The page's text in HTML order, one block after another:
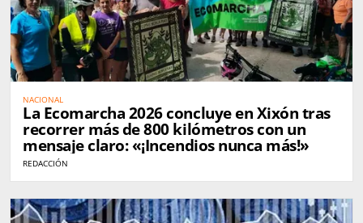
NACIONAL
La Ecomarcha 2026 concluye en Xixón tras
recorrer más de 800 kilómetros con un
mensaje claro: «¡Incendios nunca más!»
REDACCIÓN